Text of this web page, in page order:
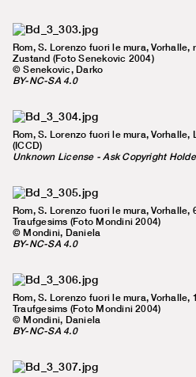
Rom, S. Lorenzo fuori le mura,
Zustand (Foto Senekovic 2004)
© Senekovic, Darko
BY-NC-SA 4.0
Rom, S. Lorenzo fuori le mura,
(ICCD)
Unknown License - Ask Copyright
Rom, S. Lorenzo fuori le mura,
Traufgesims (Foto Mondini 2004)
© Mondini, Daniela
BY-NC-SA 4.0
Rom, S. Lorenzo fuori le mura,
Traufgesims (Foto Mondini 2004)
© Mondini, Daniela
BY-NC-SA 4.0